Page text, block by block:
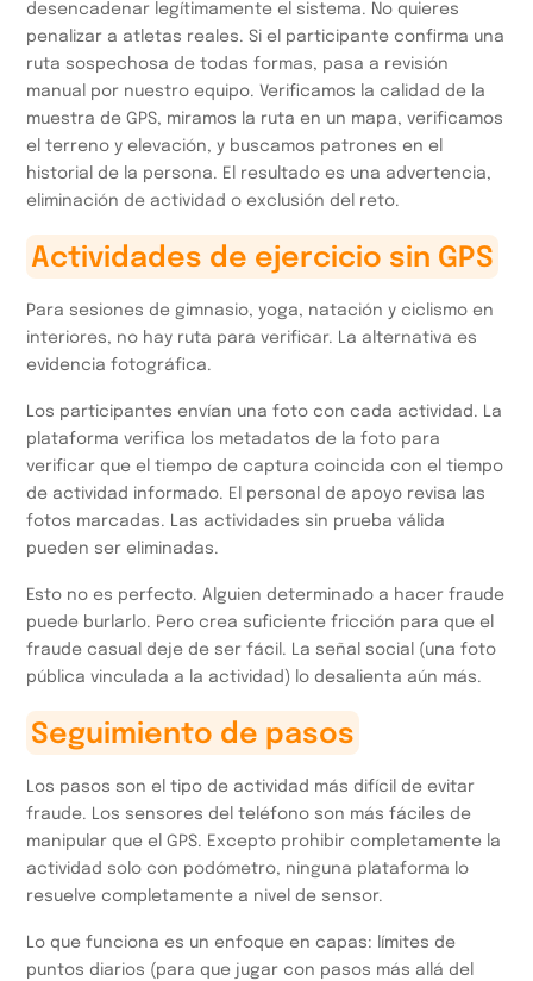
desencadenar legítimamente el sistema. No quieres
penalizar a atletas reales. Si el participante confirma una
ruta sospechosa de todas formas, pasa a revisión
manual por nuestro equipo. Verificamos la calidad de la
muestra de GPS, miramos la ruta en un mapa, verificamos
el terreno y elevación, y buscamos patrones en el
historial de la persona. El resultado es una advertencia,
eliminación de actividad o exclusión del reto.
Actividades de ejercicio sin GPS
Para sesiones de gimnasio, yoga, natación y ciclismo en
interiores, no hay ruta para verificar. La alternativa es
evidencia fotográfica.
Los participantes envían una foto con cada actividad. La
plataforma verifica los metadatos de la foto para
verificar que el tiempo de captura coincida con el tiempo
de actividad informado. El personal de apoyo revisa las
fotos marcadas. Las actividades sin prueba válida
pueden ser eliminadas.
Esto no es perfecto. Alguien determinado a hacer fraude
puede burlarlo. Pero crea suficiente fricción para que el
fraude casual deje de ser fácil. La señal social (una foto
pública vinculada a la actividad) lo desalienta aún más.
Seguimiento de pasos
Los pasos son el tipo de actividad más difícil de evitar
fraude. Los sensores del teléfono son más fáciles de
manipular que el GPS. Excepto prohibir completamente la
actividad solo con podómetro, ninguna plataforma lo
resuelve completamente a nivel de sensor.
Lo que funciona es un enfoque en capas: límites de
puntos diarios (para que jugar con pasos más allá del